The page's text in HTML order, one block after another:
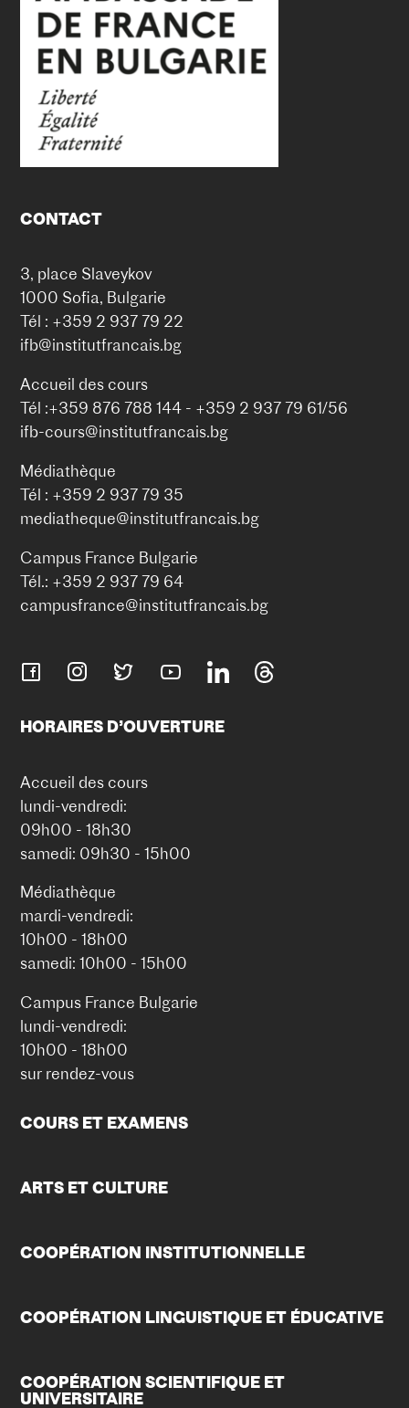
CONTACT
3, place Slaveykov
1000 Sofia, Bulgarie
Tél : +359 2 937 79 22
ifb@institutfrancais.bg
Accueil des cours
Tél :+359 876 788 144 - +359 2 937 79 61/56
ifb-cours@institutfrancais.bg
Médiathèque
Tél : +359 2 937 79 35
mediatheque@institutfrancais.bg
Campus France Bulgarie
Tél.: +359 2 937 79 64
campusfrance@institutfrancais.bg
HORAIRES D’OUVERTURE
Accueil des cours
lundi-vendredi:
09h00 - 18h30
samedi: 09h30 - 15h00
Médiathèque
mardi-vendredi:
10h00 - 18h00
samedi: 10h00 - 15h00
Campus France Bulgarie
lundi-vendredi:
10h00 - 18h00
sur rendez-vous
COURS ET EXAMENS
ARTS ET CULTURE
COOPÉRATION INSTITUTIONNELLE
COOPÉRATION LINGUISTIQUE ET ÉDUCATIVE
COOPÉRATION SCIENTIFIQUE ET
UNIVERSITAIRE